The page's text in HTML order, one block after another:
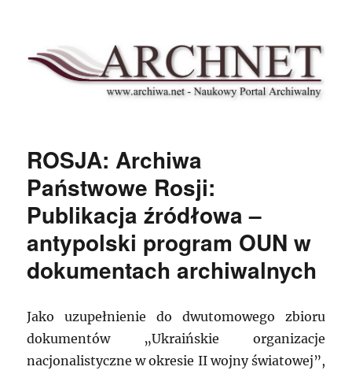
Archnet
ROSJA: Archiwa
Państwowe Rosji:
Publikacja źródłowa –
antypolski program OUN w
dokumentach archiwalnych
Jako uzupełnienie do dwutomowego zbioru
dokumentów „Ukraińskie organizacje
nacjonalistyczne w okresie II wojny światowej”,